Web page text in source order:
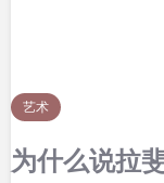
艺术
为什么说拉